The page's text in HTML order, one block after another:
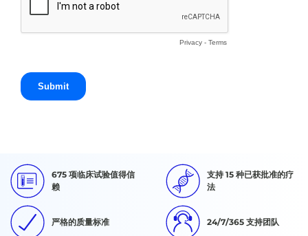
675 项临床试验值得信
赖
支持 15 种已获批准的疗
法
严格的质量标准 24/7/365 支持团队